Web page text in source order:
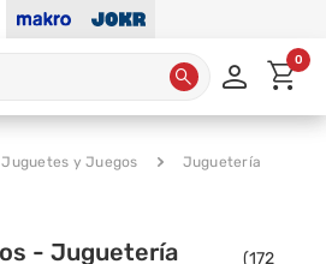
0
Juguetes y Juegos Juguetería
- Juguetería
(172